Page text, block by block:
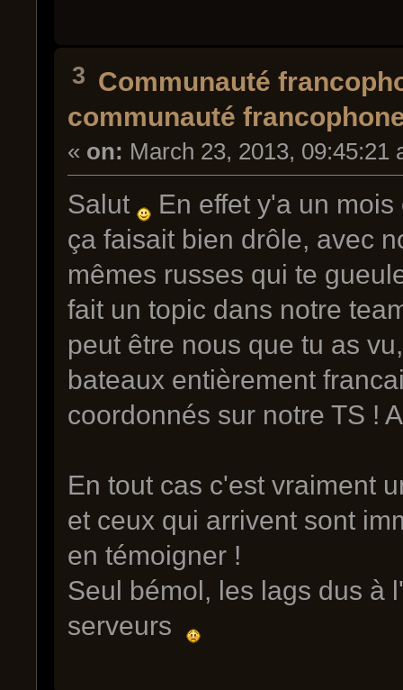
3 Communauté
communauté
« on: March 23, 2013, 09:45:21
Salut
En effet y'a un
ça faisait bien drôle, avec
mêmes russes qui te
fait un topic dans notre
peut être nous que tu as
bateaux entièrement
coordonnés sur notre TS !
En tout cas c'est vraiment
et ceux qui arrivent sont
en témoigner !
Seul bémol, les lags dus à
serveurs